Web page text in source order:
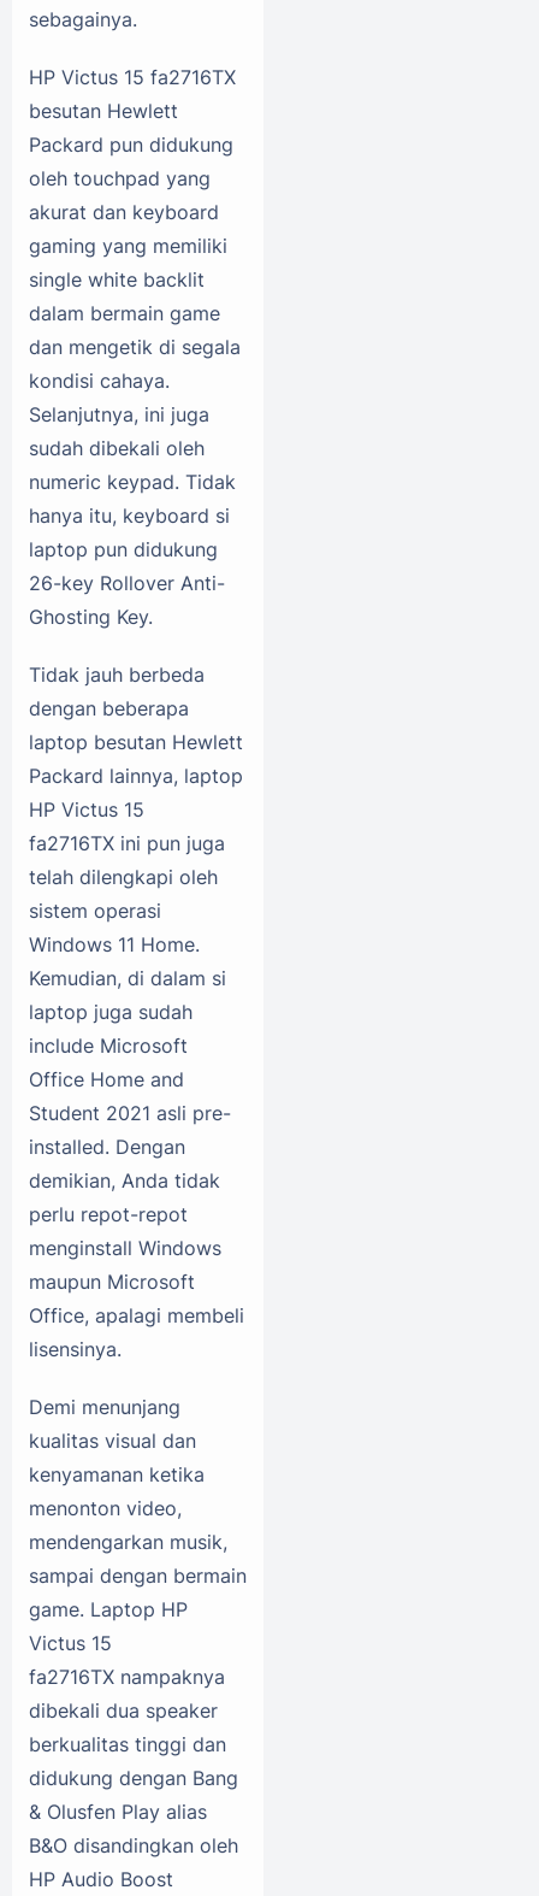
sebagainya.
HP Victus 15 fa2716TX
besutan Hewlett
Packard pun didukung
oleh touchpad yang
akurat dan keyboard
gaming yang memiliki
single white backlit
dalam bermain game
dan mengetik di segala
kondisi cahaya.
Selanjutnya, ini juga
sudah dibekali oleh
numeric keypad. Tidak
hanya itu, keyboard si
laptop pun didukung
26-key Rollover Anti-
Ghosting Key.
Tidak jauh berbeda
dengan beberapa
laptop besutan Hewlett
Packard lainnya, laptop
HP Victus 15
fa2716TX ini pun juga
telah dilengkapi oleh
sistem operasi
Windows 11 Home.
Kemudian, di dalam si
laptop juga sudah
include Microsoft
Office Home and
Student 2021 asli pre-
installed. Dengan
demikian, Anda tidak
perlu repot-repot
menginstall Windows
maupun Microsoft
Office, apalagi membeli
lisensinya.
Demi menunjang
kualitas visual dan
kenyamanan ketika
menonton video,
mendengarkan musik,
sampai dengan bermain
game. Laptop HP
Victus 15
fa2716TX nampaknya
dibekali dua speaker
berkualitas tinggi dan
didukung dengan Bang
& Olusfen Play alias
B&O disandingkan oleh
HP Audio Boost